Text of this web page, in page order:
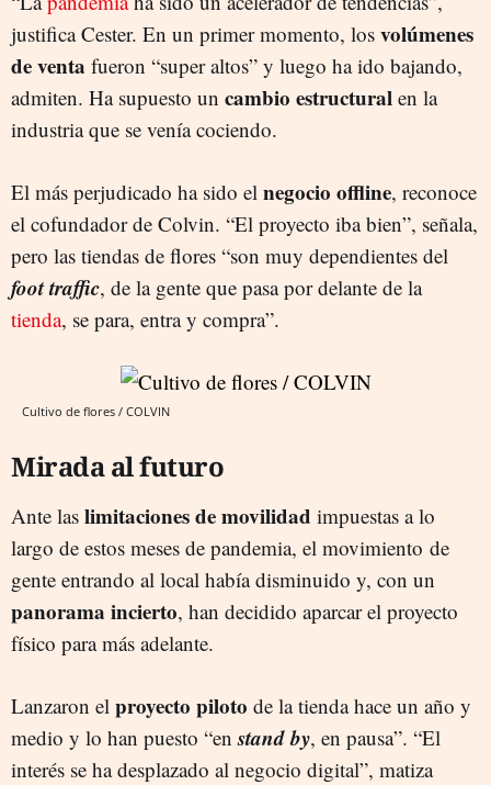
justifica Cester. En un primer momento, los volúmenes
de venta fueron “super altos” y luego ha ido bajando,
admiten. Ha supuesto un cambio estructural en la
industria que se venía cociendo.
El más perjudicado ha sido el negocio offline, reconoce
el cofundador de Colvin. “El proyecto iba bien”, señala,
pero las tiendas de flores “son muy dependientes del
foot traffic, de la gente que pasa por delante de la
tienda, se para, entra y compra”.
Cultivo de flores / COLVIN
Mirada al futuro
Ante las limitaciones de movilidad impuestas a lo
largo de estos meses de pandemia, el movimiento de
gente entrando al local había disminuido y, con un
panorama incierto, han decidido aparcar el proyecto
físico para más adelante.
Lanzaron el proyecto piloto de la tienda hace un año y
medio y lo han puesto “enstand by, en pausa”. “El
interés se ha desplazado al negocio digital”, matiza